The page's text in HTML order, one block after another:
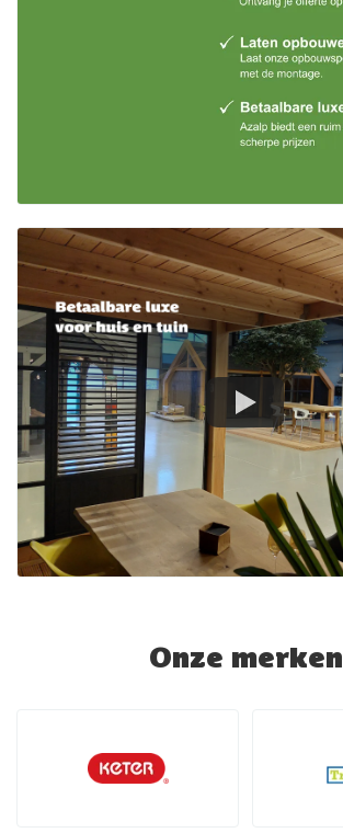
Onze merken